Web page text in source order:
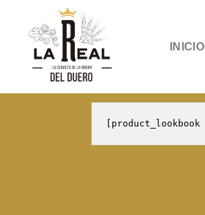
content
INICIO